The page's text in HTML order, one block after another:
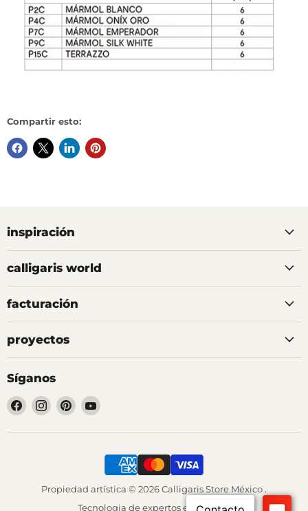
Compartir esto:
inspiración
calligaris world
facturación
proyectos
Síganos
Encuéntrenos
en
Facebook
Encuéntrenos
en
Instagram
Encuéntrenos
en
Pinterest
Encuéntrenos
YouTube
Propiedad artística © 2026 Calligaris Store México .
Tecnologia deexpertos en Shopify